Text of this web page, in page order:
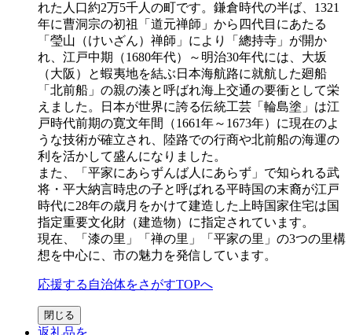
れた人口約2万5千人の町です。鎌倉時代の半ば、1321
年に曹洞宗の初祖「道元禅師」から四代目にあたる
「瑩山（けいざん）禅師」により「總持寺」が開か
れ、江戸中期（1680年代）～明治30年代には、大坂
（大阪）と蝦夷地を結ぶ日本海航路に就航した廻船
「北前船」の親の湊と呼ばれ海上交通の要衝として栄
えました。日本が世界に誇る伝統工芸「輪島塗」は江
戸時代前期の寛文年間（1661年～1673年）に現在のよ
うな技術が確立され、陸路での行商や北前船の海運の
利を活かして盛んになりました。
また、「平家にあらずんば人にあらず」で知られる武
将・平大納言時忠の子と呼ばれる平時国の末裔が江戸
時代に28年の歳月をかけて建造した上時国家住宅は国
指定重要文化財（建造物）に指定されています。
現在、「漆の里」「禅の里」「平家の里」の3つの里構
想を中心に、市の魅力を発信しています。
応援する自治体をさがすTOPへ
閉じる